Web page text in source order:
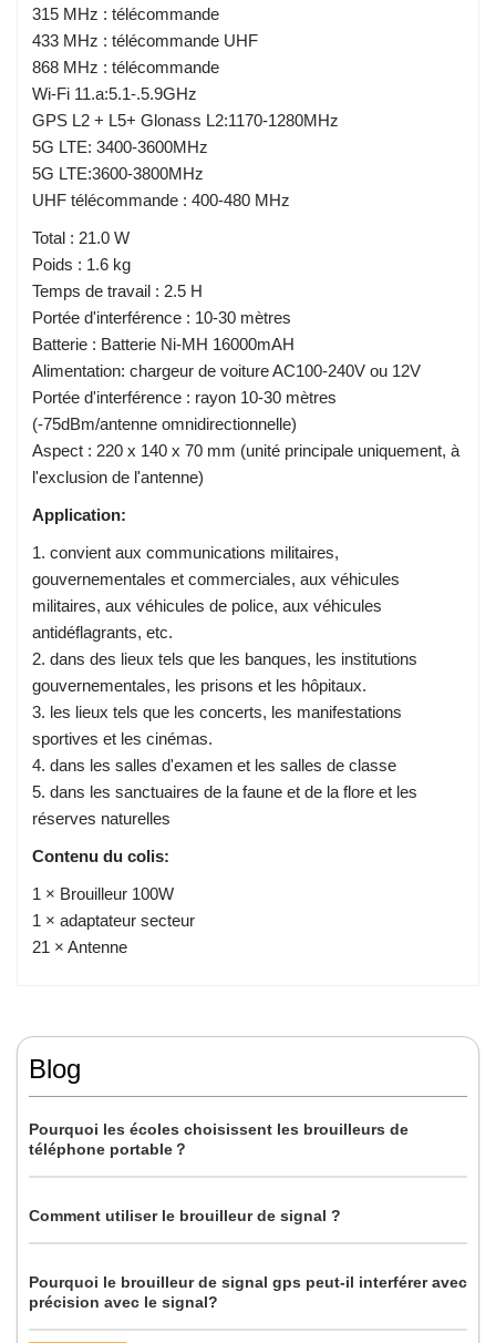
315 MHz : télécommande
433 MHz : télécommande UHF
868 MHz : télécommande
Wi-Fi 11.a:5.1-.5.9GHz
GPS L2 + L5+ Glonass L2:1170-1280MHz
5G LTE: 3400-3600MHz
5G LTE:3600-3800MHz
UHF télécommande : 400-480 MHz
Total : 21.0 W
Poids : 1.6 kg
Temps de travail : 2.5 H
Portée d'interférence : 10-30 mètres
Batterie : Batterie Ni-MH 16000mAH
Alimentation: chargeur de voiture AC100-240V ou 12V
Portée d'interférence : rayon 10-30 mètres
(-75dBm/antenne omnidirectionnelle)
Aspect : 220 x 140 x 70 mm (unité principale uniquement, à
l'exclusion de l'antenne)
Application:
1. convient aux communications militaires,
gouvernementales et commerciales, aux véhicules
militaires, aux véhicules de police, aux véhicules
antidéflagrants, etc.
2. dans des lieux tels que les banques, les institutions
gouvernementales, les prisons et les hôpitaux.
3. les lieux tels que les concerts, les manifestations
sportives et les cinémas.
4. dans les salles d'examen et les salles de classe
5. dans les sanctuaires de la faune et de la flore et les
réserves naturelles
Contenu du colis:
1 × Brouilleur 100W
1 × adaptateur secteur
21 × Antenne
Blog
Pourquoi les écoles choisissent les brouilleurs de
téléphone portable？
Comment utiliser le brouilleur de signal ?
Pourquoi le brouilleur de signal gps peut-il interférer avec
précision avec le signal?